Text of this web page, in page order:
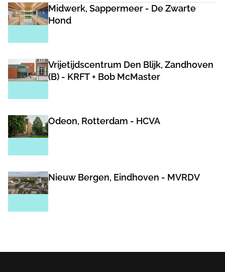
Midwerk, Sappermeer - De Zwarte
Hond
Vrijetijdscentrum Den Blijk, Zandhoven
(B) - KRFT + Bob McMaster
Odeon, Rotterdam - HCVA
Nieuw Bergen, Eindhoven - MVRDV